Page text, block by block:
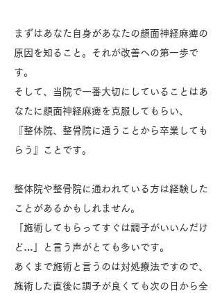
まずはあなた自身があなたの顔面神経麻痺の
原因を知ること。それが改善への第一歩で
す。
そして、当院で一番大切にしていることはあ
なたに顔面神経麻痺を克服してもらい、
『整体院、整骨院に通うことから卒業しても
らう』ことです。
整体院や整骨院に通われている方は経験した
ことがあるかもしれません。
「施術してもらってすぐは調子がいいんだけ
ど…」と言う声がとても多いです。
あくまで施術と言うのは対処療法ですので、
施術した直後に調子が良くても次の日から全